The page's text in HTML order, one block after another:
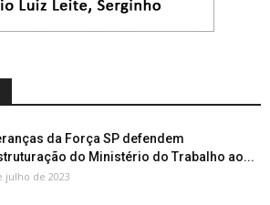
da Força SP defendem
do Ministério do Trabalho ao...
julho de 2023